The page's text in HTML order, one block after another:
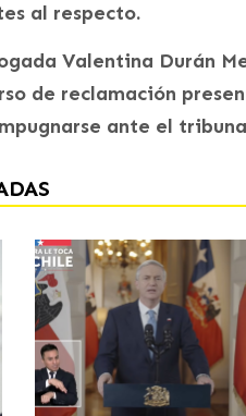
al respecto.
Valentina Durán
de reclamación
ante el